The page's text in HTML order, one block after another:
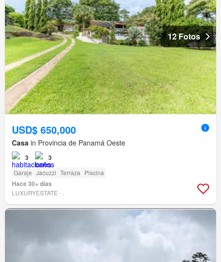
12 Fotos
USD$ 650,000
Casa in Provincia de Panamá Oeste
3 3
Garaje Jacuzzi Terraza Piscina
Hace 30+ días
LUXURYESTATE - .